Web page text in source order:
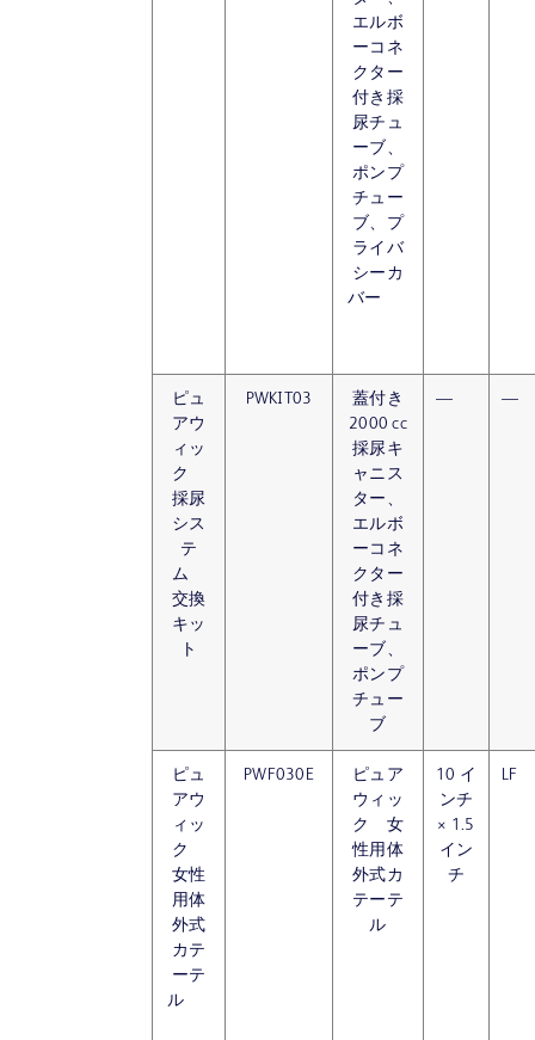
エルボ
ーコネ
クター
付き採
尿チュ
ーブ、
ポンプ
チュー
ブ、プ
ライバ
シーカ
バー
ピュ
アウ
ィッ
ク
採尿
シス
テ
ム
交換
キッ
ト
PWKIT03
蓋付き
2000 cc
採尿キ
ャニス
ター、
エルボ
ーコネ
クター
付き採
尿チュ
ーブ、
ポンプ
チュー
ブ
— —
ピュ
アウ
ィッ
ク
女性
用体
外式
カテ
ーテ
ル
PWF030E
ピュア
ウィッ
ク 女
性用体
外式カ
テーテ
ル
10 イ
ンチ
× 1.5
イン
チ
LF